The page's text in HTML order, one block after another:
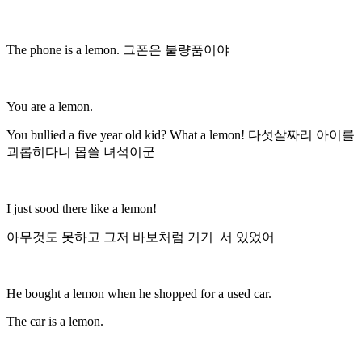
The phone is a lemon. 그폰은 불량품이야
You are a lemon.
You bullied a five year old kid? What a lemon! 다섯살짜리 아이를
괴롭히다니 몹쓸 녀석이군
I just sood there like a lemon!
아무것도 못하고 그저 바보처럼 거기 서 있었어
He bought a lemon when he shopped for a used car.
The car is a lemon.